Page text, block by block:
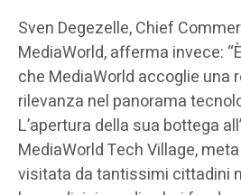
Sven Degezelle, Chief
MediaWorld, afferma invece:
che MediaWorld accoglie una
rilevanza nel panorama
L’apertura della sua bottega
MediaWorld Tech Village,
visitata da tantissimi cittadini